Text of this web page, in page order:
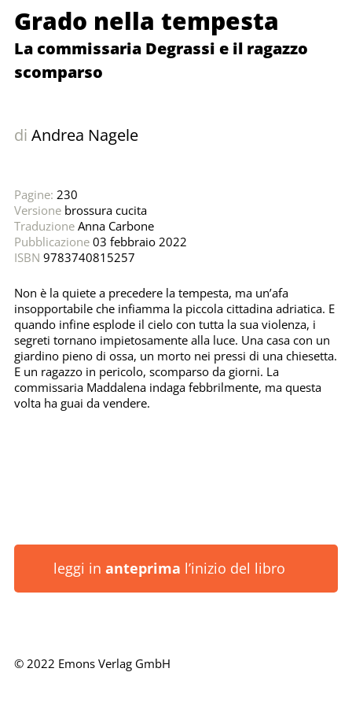
Grado nella tempesta
La commissaria Degrassi e il ragazzo
scomparso
di Andrea Nagele
Pagine: 230
Versionebrossura cucita
TraduzioneAnna Carbone
Pubblicazione03 febbraio 2022
ISBN 9783740815257
Non è la quiete a precedere la tempesta, ma un’afa
insopportabile che infiamma la piccola cittadina adriatica. E
quando infine esplode il cielo con tutta la sua violenza, i
segreti tornano impietosamente alla luce. Una casa con un
giardino pieno di ossa, un morto nei pressi di una chiesetta.
E un ragazzo in pericolo, scomparso da giorni. La
commissaria Maddalena indaga febbrilmente, ma questa
volta ha guai da vendere.
leggi in anteprima l’inizio del libro
© 2022 Emons Verlag GmbH